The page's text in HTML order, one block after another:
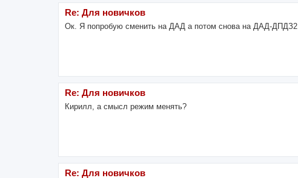
Re: Для новичков
Ок. Я попробую сменить на ДАД а потом снова на ДАД-ДПДЗ2
Re: Для новичков
Кирилл, а смысл режим менять?
Re: Для новичков